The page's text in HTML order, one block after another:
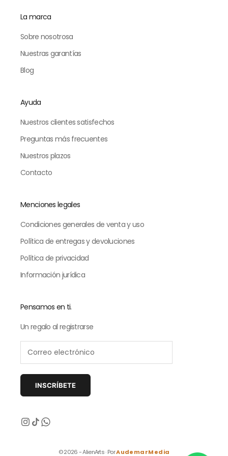
La marca
Sobre nosotrosa
Nuestras garantías
Blog
Ayuda
Nuestros clientes satisfechos
Preguntas más frecuentes
Nuestros plazos
Contacto
Menciones legales
Condiciones generales de venta y uso
Política de entregas y devoluciones
Política de privacidad
Información jurídica
Pensamos en ti.
Un regalo al registrarse
INSCRÍBETE
© 2026 - AlienArts · PorAudemarMedia